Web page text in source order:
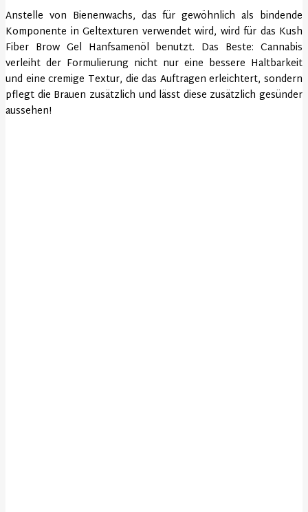
Anstelle von Bienenwachs, das für gewöhnlich als bindende
Komponente in Geltexturen verwendet wird, wird für das Kush
Fiber Brow Gel Hanfsamenöl benutzt. Das Beste: Cannabis
verleiht der Formulierung nicht nur eine bessere Haltbarkeit
und eine cremige Textur, die das Auftragen erleichtert, sondern
pflegt die Brauen zusätzlich und lässt diese zusätzlich gesünder
aussehen!